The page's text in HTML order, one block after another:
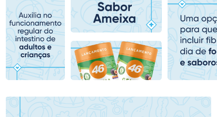
Ativar Desconto
Comprar sem Desconto
Por R$ 407,99/cada
Comprar sem Desconto
Por R$ 407,99/cada
Ativar Desconto
Comprar sem Desconto
Por R$ 202,85/cada
Comprar sem Desconto
Por R$ 202,85/cada